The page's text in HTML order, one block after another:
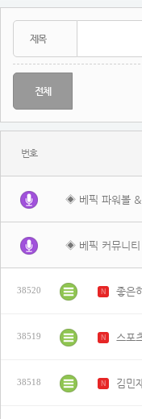
전체
번호
◈ 베픽 파워볼
◈ 베픽 커뮤니
38520 N 좋은
38519 N 스포
38518 N 김민